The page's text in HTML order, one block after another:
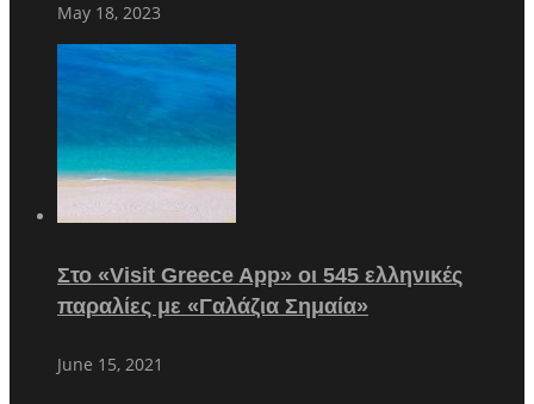
May 18, 2023
Στο «Visit Greece App» οι 545 ελληνικές
παραλίες με «Γαλάζια Σημαία»
June 15, 2021